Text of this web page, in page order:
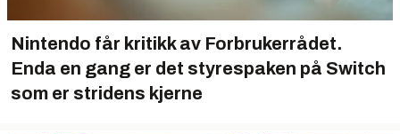
Nintendo får kritikk av Forbrukerrådet.
Enda en gang er det styrespaken på Switch
som er stridens kjerne